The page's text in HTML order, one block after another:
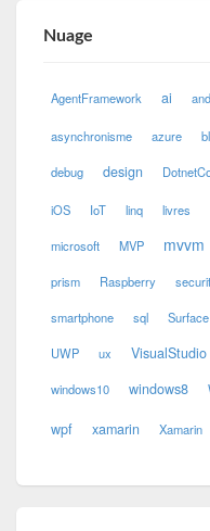
Nuage
AgentFramework ai
asynchronisme azure
debug design
iOS IoT linq livres
microsoft MVP mvvm
prism Raspberry
smartphone sql Surface
UWP ux VisualStudio
windows10 windows8
wpf xamarin Xamarin